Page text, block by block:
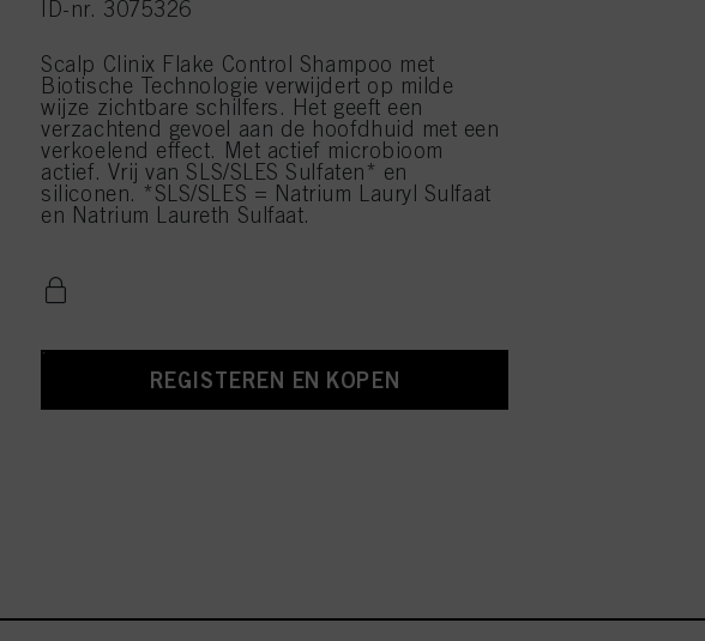
ID-nr. 3075326
Scalp Clinix Flake Control Shampoo met
Biotische Technologie verwijdert op milde
wijze zichtbare schilfers. Het geeft een
verzachtend gevoel aan de hoofdhuid met een
verkoelend effect. Met actief microbioom
actief. Vrij van SLS/SLES Sulfaten* en
siliconen. *SLS/SLES = Natrium Lauryl Sulfaat
en Natrium Laureth Sulfaat.
REGISTEREN EN KOPEN